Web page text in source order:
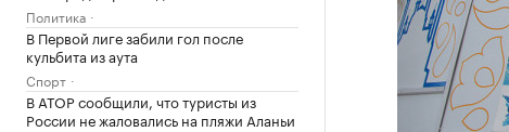
Политика
В Первой лиге забили гол после
кульбита из аута
Спорт
В АТОР сообщили, что туристы из
России не жаловались на пляжи Аланьи